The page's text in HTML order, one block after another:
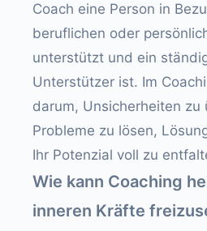
Coach eine Person in
beruflichen oder
unterstützt und ein
Unterstützer ist. Im
darum, Unsicherheiten zu
Probleme zu lösen,
Ihr Potenzial voll zu
Wie kann Coaching
inneren Kräfte